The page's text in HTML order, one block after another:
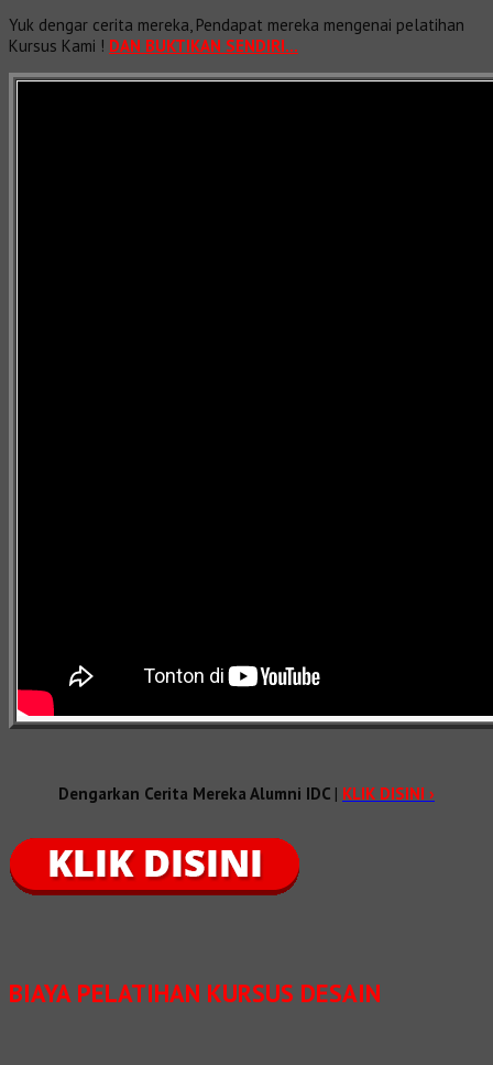
Yuk dengar cerita mereka, Pendapat mereka mengenai pelatihan
Kursus Kami ! DAN BUKTIKAN SENDIRI…
Dengarkan Cerita Mereka Alumni IDC | KLIK DISINI ›
BIAYA PELATIHAN KURSUS DESAIN